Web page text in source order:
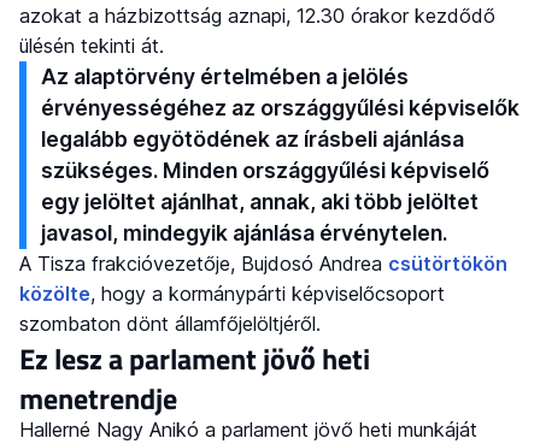
azokat a házbizottság aznapi, 12.30 órakor kezdődő
ülésén tekinti át.
Az alaptörvény értelmében a jelölés
érvényességéhez az országgyűlési képviselők
legalább egyötödének az írásbeli ajánlása
szükséges. Minden országgyűlési képviselő
egy jelöltet ajánlhat, annak, aki több jelöltet
javasol, mindegyik ajánlása érvénytelen.
A Tisza frakcióvezetője, Bujdosó Andrea csütörtökön
közölte, hogy a kormánypárti képviselőcsoport
szombaton dönt államfőjelöltjéről.
Ez lesz a parlament jövő heti
menetrendje
Hallerné Nagy Anikó a parlament jövő heti munkáját